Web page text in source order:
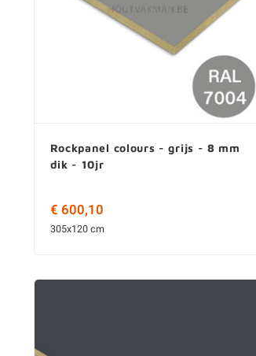
Rockpanel colours - grijs - 8 mm
dik - 10jr
€ 600,10
305x120 cm